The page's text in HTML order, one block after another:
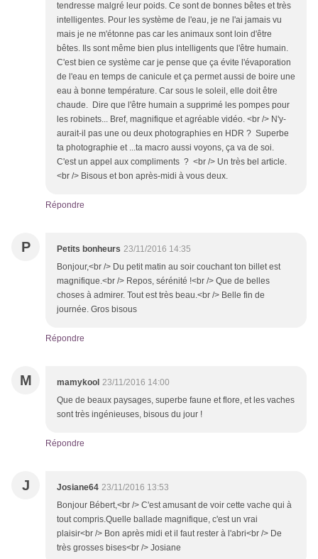
tendresse malgré leur poids. Ce sont de bonnes bêtes et très
intelligentes. Pour les système de l'eau, je ne l'ai jamais vu
mais je ne m'étonne pas car les animaux sont loin d'être
bêtes. Ils sont même bien plus intelligents que l'être humain.
C'est bien ce système car je pense que ça évite l'évaporation
de l'eau en temps de canicule et ça permet aussi de boire une
eau à bonne température. Car sous le soleil, elle doit être
chaude. Dire que l'être humain a supprimé les pompes pour
les robinets... Bref, magnifique et agréable vidéo. <br /> N'y-
aurait-il pas une ou deux photographies en HDR ? Superbe
ta photographie et ...ta macro aussi voyons, ça va de soi.
C'est un appel aux compliments ? <br /> Un très bel article.
<br /> Bisous et bon après-midi à vous deux.
Répondre
P Petits bonheurs 23/11/2016 14:35
Bonjour,<br /> Du petit matin au soir couchant ton billet est
magnifique.<br /> Repos, sérénité !<br /> Que de belles
choses à admirer. Tout est très beau.<br /> Belle fin de
journée. Gros bisous
Répondre
M mamykool 23/11/2016 14:00
Que de beaux paysages, superbe faune et flore, et les vaches
sont très ingénieuses, bisous du jour !
Répondre
J Josiane64 23/11/2016 13:53
Bonjour Bébert,<br /> C'est amusant de voir cette vache qui à
tout compris.Quelle ballade magnifique, c'est un vrai
plaisir<br /> Bon après midi et il faut rester à l'abri<br /> De
très grosses bises<br /> Josiane